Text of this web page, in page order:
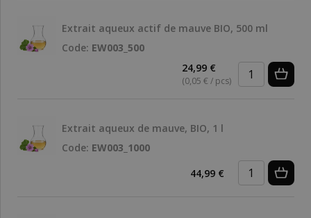
Extrait aqueux actif de mauve BIO, 500 ml
Code: EW003_500
24,99 €
(0,05 € / pcs)
Extrait aqueux de mauve, BIO, 1 l
Code: EW003_1000
44,99 €